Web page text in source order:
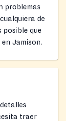
problemas
de
posible que
Jamison.
traer